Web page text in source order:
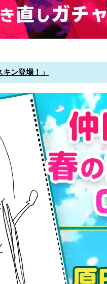
ン登場！」